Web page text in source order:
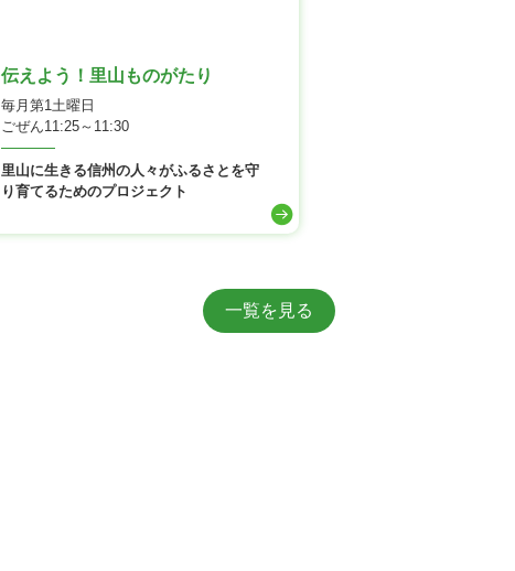
伝えよう！里山ものがたり
毎月第1土曜日
ごぜん11:25～11:30
里山に生きる信州の人々がふるさとを守
り育てるためのプロジェクト
一覧を見る